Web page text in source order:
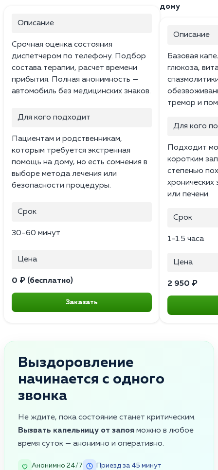
Описание
Срочная оценка состояния
диспетчером по телефону. Подбор
состава терапии, расчет времени
прибытия. Полная анонимность —
автомобиль без медицинских знаков.
Для кого подходит
Пациентам и родственникам,
которым требуется экстренная
помощь на дому, но есть сомнения в
выборе метода лечения или
безопасности процедуры.
Срок
30–60 минут
Цена
0 ₽ (бесплатно)
Заказать
дому
Описание
Базовая
глюкоза,
тремор и
Для кого
Подходит
коротким
степенью
хронических
или печени.
Срок
1–1.5 часа
Цена
2 950 ₽
Выздоровление
начинается с одного
звонка
Не ждите, пока состояние станет критическим.
Вызвать капельницу от запоя можно в любое
время суток — анонимно и оперативно.
Анонимно 24/7
Приезд за 45 минут